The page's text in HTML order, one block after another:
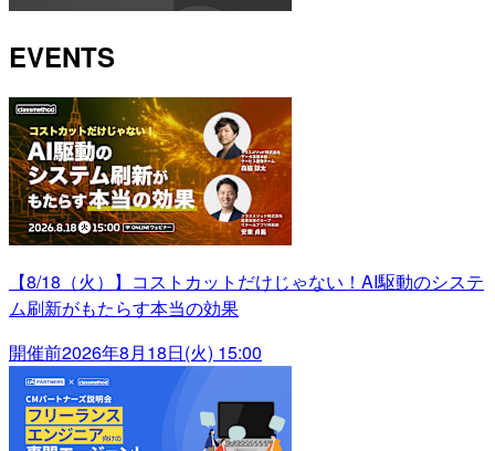
EVENTS
【8/18（火）】コストカットだけじゃない！AI駆動のシステ
ム刷新がもたらす本当の効果
開催前2026年8月18日(火) 15:00